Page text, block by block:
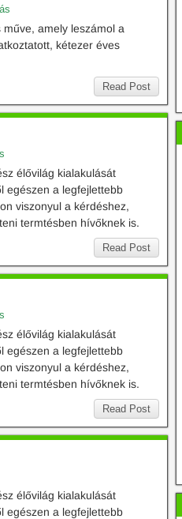
amely leszámol a
kétezer éves
Read Post
élővilág kialakulását
egészen a legfejlettebb
viszonyul a kérdéshez,
termtésben hívőknek is.
Read Post
élővilág kialakulását
egészen a legfejlettebb
viszonyul a kérdéshez,
termtésben hívőknek is.
Read Post
élővilág kialakulását
egészen a legfejlettebb